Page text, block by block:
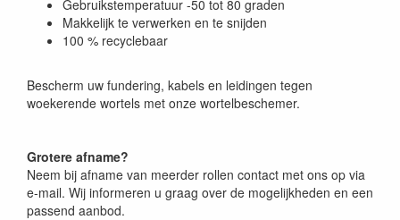
Gebruikstemperatuur -50 tot 80 graden
Makkelijk te verwerken en te snijden
100 % recyclebaar
Bescherm uw fundering, kabels en leidingen tegen
woekerende wortels met onze wortelbeschemer.
Grotere afname?
Neem bij afname van meerder rollen contact met ons op via
e-mail. Wij informeren u graag over de mogelijkheden en een
passend aanbod.